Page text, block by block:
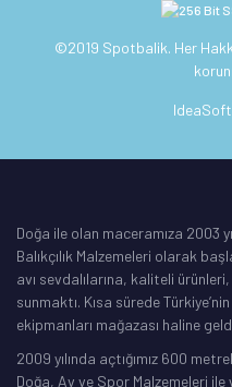
©2019 Spotbalik. Her
IdeaSoft
Doğa ile olan maceramıza 2003
Balıkçılık Malzemeleri olarak
avı sevdalılarına, kaliteli
sunmaktı. Kısa sürede
ekipmanları mağazası haline
2009 yılında açtığımız 600
Doğa, Av ve Spor Malzemeleri ile